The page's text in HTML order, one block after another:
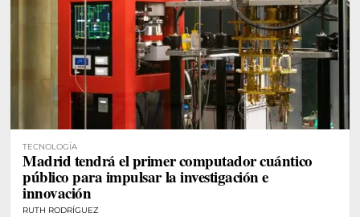
TECNOLOGÍA
Madrid tendrá el primer computador cuántico
público para impulsar la investigación e
innovación
RUTH RODRÍGUEZ